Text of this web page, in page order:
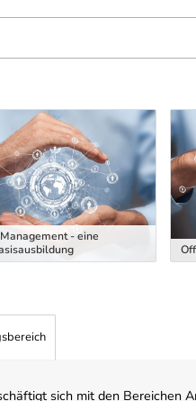
- eine
sich mit den Bereichen